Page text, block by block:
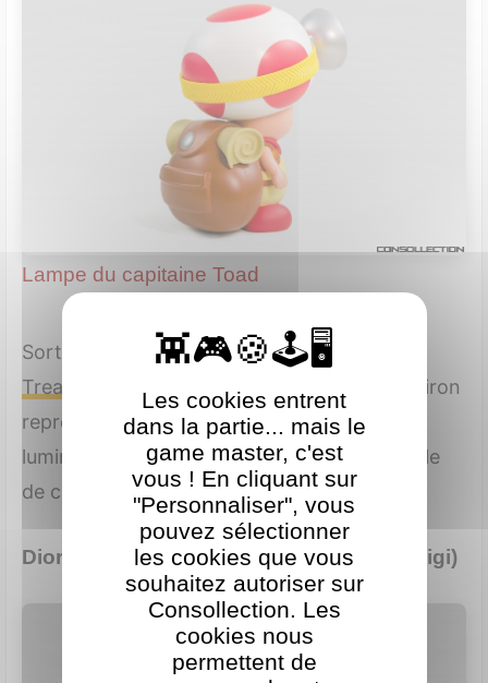
Lampe du capitaine Toad
Sortie pour accompagnerCaptain Toad:
Treasure Tracker
, cette lampe de 12 cm environ
représente Toad avec sa lampe frontale
lumineuse. Un accessoire idéal pour une table
de chevet. Proposée à 6 000 étoiles
Diorama Luigi's Mansion 2 (Année de Luigi)
Les cookies entrent
dans la partie... mais le
game master, c'est
vous ! En cliquant sur
"Personnaliser", vous
pouvez sélectionner
les cookies que vous
souhaitez autoriser sur
Consollection. Les
cookies nous
permettent de